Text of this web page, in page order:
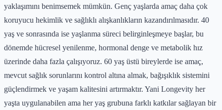
yaklaşımını benimsemek mümkün. Genç yaşlarda amaç daha çok
koruyucu hekimlik ve sağlıklı alışkanlıkların kazandırılmasıdır. 40
yaş ve sonrasında ise yaşlanma süreci belirginleşmeye başlar, bu
dönemde hücresel yenilenme, hormonal denge ve metabolik hız
üzerinde daha fazla çalışıyoruz. 60 yaş üstü bireylerde ise amaç,
mevcut sağlık sorunlarını kontrol altına almak, bağışıklık sistemini
güçlendirmek ve yaşam kalitesini artırmaktır. Yani Longevity her
yaşta uygulanabilen ama her yaş grubuna farklı katkılar sağlayan bir